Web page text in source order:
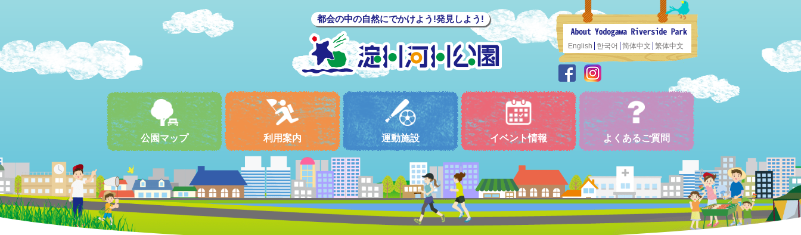
都会の中の自然にでかけよう!発見しよう!
English 한국어 简体中文 繁体中文
公園マップ 利用案内 運動施設 イベント情報 よくあるご質問